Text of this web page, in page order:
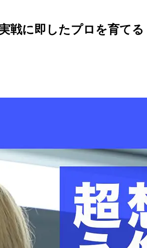
戦に即したプロを育てる